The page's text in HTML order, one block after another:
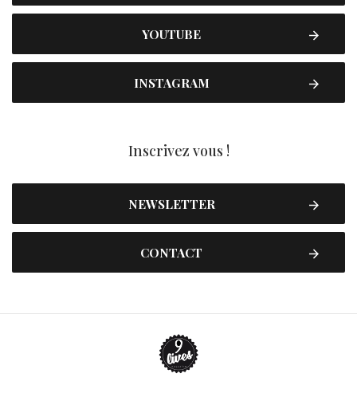
YOUTUBE
INSTAGRAM
Inscrivez vous !
NEWSLETTER
CONTACT